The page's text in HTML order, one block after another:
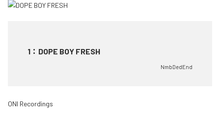
1 ： DOPE BOY FRESH
NmbDedEnd
ONI Recordings